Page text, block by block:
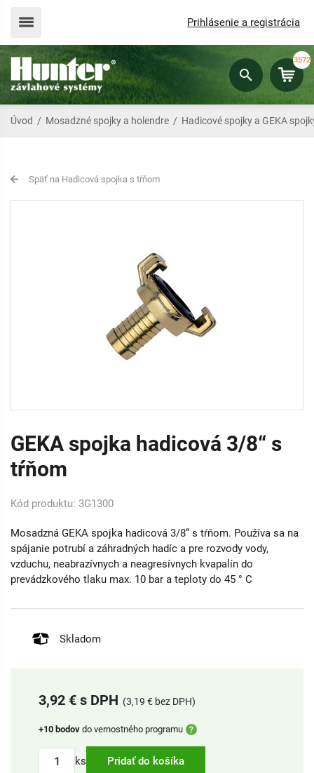
Prihlásenie a registrácia
3572
Úvod / Mosadzné spojky a holendre / Hadicové spojky a GEKA
Späť na Hadicová spojka s tŕňom
GEKA spojka hadicová 3/8“ s
tŕňom
Kód produktu: 3G1300
Mosadzná GEKA spojka hadicová 3/8“ s tŕňom. Používa sa na
spájanie potrubí a záhradných hadíc a pre rozvody vody,
vzduchu, neabrazívnych a neagresívnych kvapalín do
prevádzkového tlaku max. 10 bar a teploty do 45 ° C
Skladom
3,92 € s DPH (3,19 € bez DPH)
+10 bodov do vernostného programu
ks Pridať do košíka